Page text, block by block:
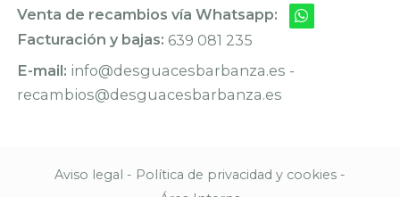
Venta de recambios vía Whatsapp:
Facturación y bajas: 639 081 235
E-mail: info@desguacesbarbanza.es -
recambios@desguacesbarbanza.es
Aviso legal - Política de privacidad y cookies -